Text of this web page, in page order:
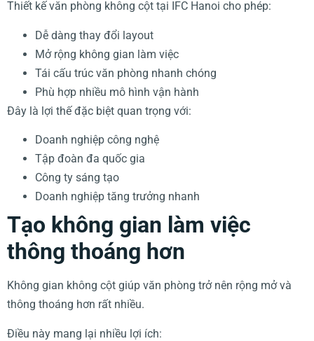
Thiết kế văn phòng không cột tại IFC Hanoi cho phép:
Dễ dàng thay đổi layout
Mở rộng không gian làm việc
Tái cấu trúc văn phòng nhanh chóng
Phù hợp nhiều mô hình vận hành
Đây là lợi thế đặc biệt quan trọng với:
Doanh nghiệp công nghệ
Tập đoàn đa quốc gia
Công ty sáng tạo
Doanh nghiệp tăng trưởng nhanh
Tạo không gian làm việc
thông thoáng hơn
Không gian không cột giúp văn phòng trở nên rộng mở và
thông thoáng hơn rất nhiều.
Điều này mang lại nhiều lợi ích: